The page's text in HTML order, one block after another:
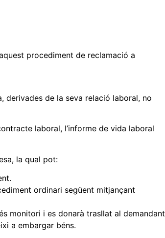
procediment de reclamació a
derivades de la seva relació laboral, no
laboral, l’informe de vida laboral
la qual pot:
ordinari següent mitjançant
monitori i es donarà trasllat al demandant
a embargar béns.